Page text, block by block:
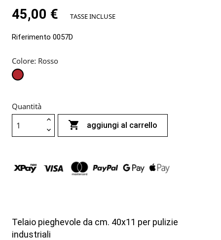
45,00 € TASSE INCLUSE
Riferimento 0057D
Colore: Rosso
Rosso
Quantità
 aggiungi al carrello
Telaio pieghevole da cm. 40x11 per pulizie
industriali